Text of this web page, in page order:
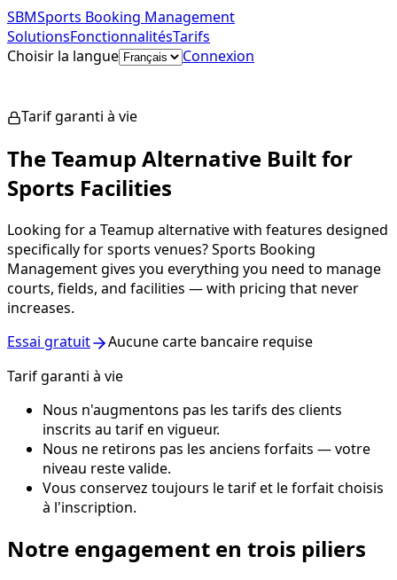
SBMSports Booking Management
SolutionsFonctionnalitésTarifs
Choisir la langue
Connexion
Tarif garanti à vie
The Teamup Alternative Built for
Sports Facilities
Looking for a Teamup alternative with features designed
specifically for sports venues? Sports Booking
Management gives you everything you need to manage
courts, fields, and facilities — with pricing that never
increases.
Essai gratuit
Aucune carte bancaire requise
Tarif garanti à vie
Nous n'augmentons pas les tarifs des clients
inscrits au tarif en vigueur.
Nous ne retirons pas les anciens forfaits — votre
niveau reste valide.
Vous conservez toujours le tarif et le forfait choisis
à l'inscription.
Notre engagement en trois piliers